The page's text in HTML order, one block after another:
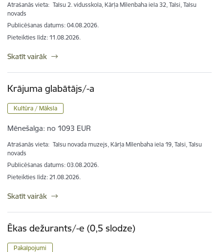
Atrašanās vieta: Talsu 2. vidusskola, Kārļa Mīlenbaha iela 32, Talsi, Talsu
novads
Publicēšanas datums: 04.08.2026.
Pieteikties līdz: 11.08.2026.
Skatīt vairāk
Krājuma glabātājs/-a
Kultūra / Māksla
Mēnešalga: no 1093 EUR
Atrašanās vieta: Talsu novada muzejs, Kārļa Mīlenbaha iela 19, Talsi, Talsu
novads
Publicēšanas datums: 03.08.2026.
Pieteikties līdz: 21.08.2026.
Skatīt vairāk
Ēkas dežurants/-e (0,5 slodze)
Pakalpojumi